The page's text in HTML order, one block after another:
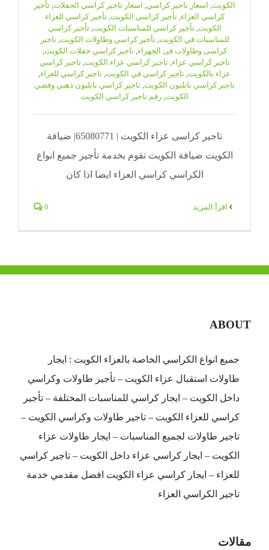
الكويت, اسعار تاجير كراسي, اسعار تاجير كراسي الحفلات, تأجير
كراسي العزاء,تأجير كراسي الكويت,تأجير كراسي للعزاء
الكويت,تأجير كراسي للمناسبات الكويت,تأجير كراسي
للمناسبات في الكويت,تأجير كراسي وطاولات الكويت,تاجير
كراسى وطاولات فى الجهراء,تاجير كراسي حفلات الكويت,
تاجير كراسي عزاء,تاجير كراسي عزاء الكويت,تاجير كراسي
عزاء بالكويت, تاجير كراسي في الكويت, تاجير كراسي للعزاء,
تاجير كراسي نابليون الكويت, تاجير كراسي نابليون ذهبي وفضي
الكويت, رقم تاجير كراسي الكويت
تاجير كراسى عزاء الكويت | 65080771| ضيافة
الكويت ضيافة الكويت تقوم بخدمة تأجير جميع انواع
الكراسي كراسي العزاء ايضا اذا كان
0
ABOUT
جميع انواع الكراسي الخاصة بالعزاء الكويت : ايجار
طاولات استقبال عزاء الكويت – تأجير طاولات وكراسي
داخل الكويت – ايجار كراسي للمناسبات المختلفة – تأجير
كراسي للعزاء الكويت – تاجير طاولات وكراسي الكويت –
تاجير طاولات لجميع المناسبات – ايجار طاولات عزاء
الكويت – ايجار كراسي عزاء داخل الكويت – تاجير كراسي
للعزاء – ايجار كراسي عزاء الكويت افضل مقدمي خدمة
تاجير الكراسي العزاء
مقالات